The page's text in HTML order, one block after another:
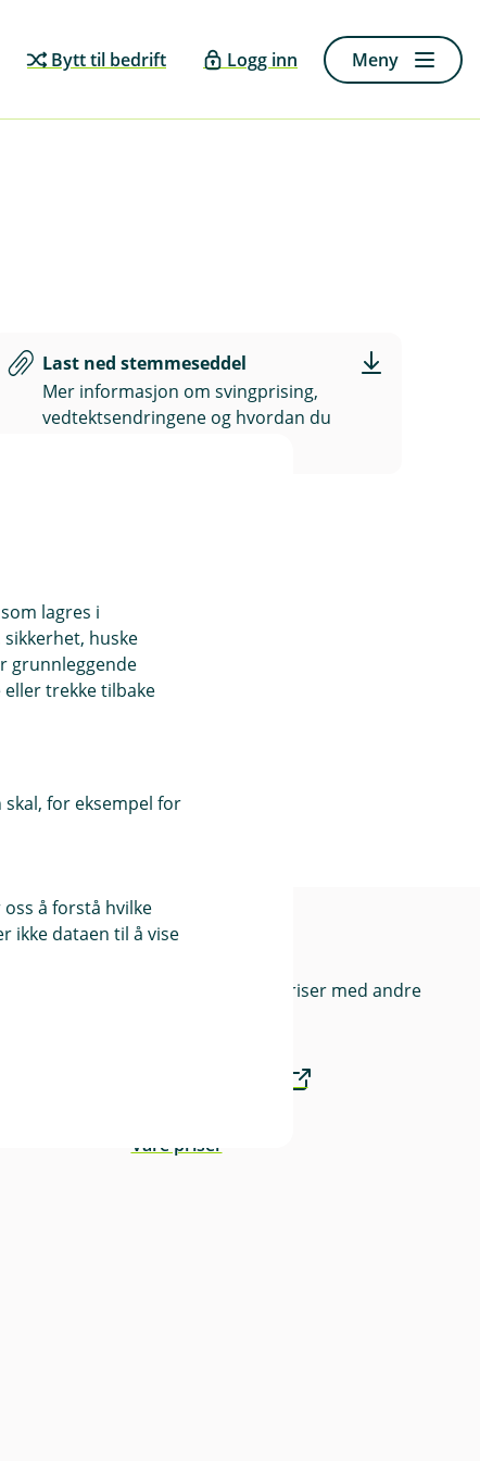
Bytt til bedrift Logg inn Meny
Last ned stemmeseddel
Mer informasjon om svingprising,
vedtektsendringene og hvordan du
Priser
Sammenlign våre priser med andre
Våre priser
lagres i
huske
grunnleggende
trekke tilbake
for eksempel for
å forstå hvilke
ikke dataen til å vise